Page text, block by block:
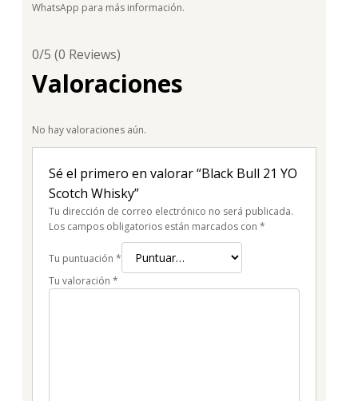
WhatsApp para más información.
0/5 (0 Reviews)
Valoraciones
No hay valoraciones aún.
Sé el primero en valorar “Black Bull 21 YO
Scotch Whisky”
Tu dirección de correo electrónico no será publicada.
Los campos obligatorios están marcados con *
Tu puntuación *
Tu valoración *